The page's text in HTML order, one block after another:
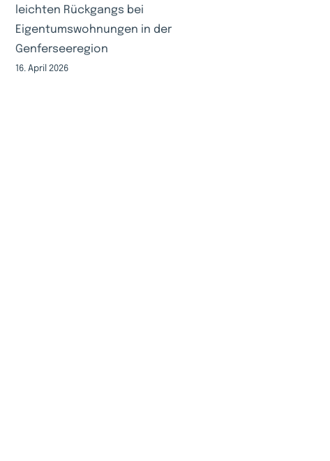
leichten Rückgangs bei
Eigentumswohnungen in der
Genferseeregion
16. April 2026